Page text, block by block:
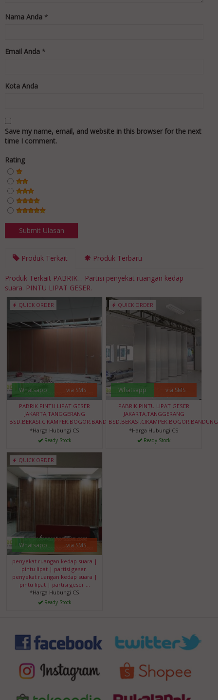
Nama Anda *
Email Anda *
Kota Anda
Save my name, email, and website in this browser for the next
time I comment.
Rating
Produk Terkait Produk Terbaru
Produk Terkait PABRIK… Partisi penyekat ruangan kedap
suara. PINTU LIPAT GESER.
QUICK ORDER
Whatsapp via SMS
PABRIK PINTU LIPAT GESER
JAKARTA,TANGGERANG
BSD,BEKASI,CIKAMPEK,BOGOR,BANDUNG,BANTEN
*Harga Hubungi CS
Ready Stock
QUICK ORDER
Whatsapp via SMS
PABRIK PINTU LIPAT GESER
JAKARTA,TANGGERANG
*Harga Hubungi CS
Ready Stock
QUICK ORDER
Whatsapp via SMS
penyekat ruangan kedap suara |
pintu lipat | partisi geser.
penyekat ruangan kedap suara |
pintu lipat | partisi geser …
*Harga Hubungi CS
Ready Stock